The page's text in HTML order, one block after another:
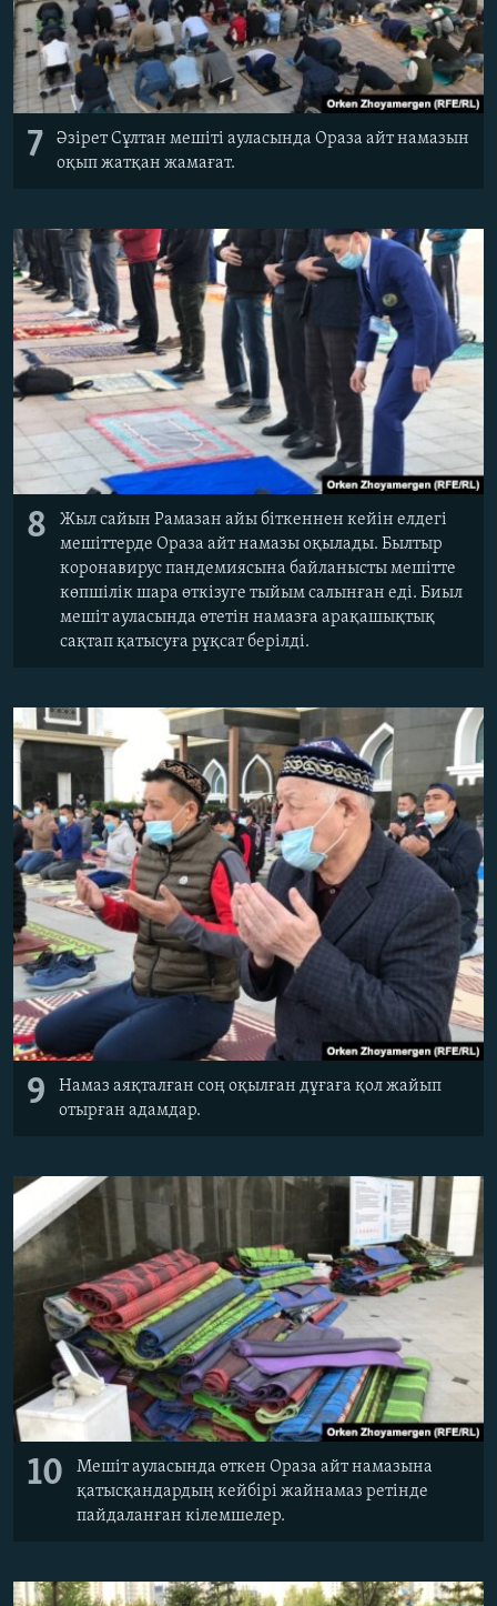
7
Әзірет Сұлтан мешіті ауласында Ораза айт намазын
оқып жатқан жамағат.
8
Жыл сайын Рамазан айы біткеннен кейін елдегі
мешіттерде Ораза айт намазы оқылады. Былтыр
коронавирус пандемиясына байланысты мешітте
көпшілік шара өткізуге тыйым салынған еді. Биыл
мешіт ауласында өтетін намазға арақашықтық
сақтап қатысуға рұқсат берілді.
9
Намаз аяқталған соң оқылған дұғаға қол жайып
отырған адамдар.
10
Мешіт ауласында өткен Ораза айт намазына
қатысқандардың кейбірі жайнамаз ретінде
пайдаланған кілемшелер.